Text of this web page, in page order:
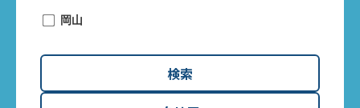
岡山
検索